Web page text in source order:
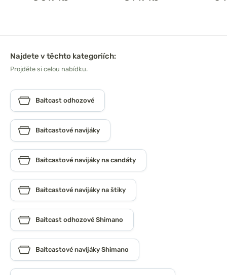
Najdete v těchto kategoriích:
Projděte si celou nabídku.
Baitcast odhozové
Baitcastové navijáky
Baitcastové navijáky na candáty
Baitcastové navijáky na štiky
Baitcast odhozové Shimano
Baitcastové navijáky Shimano